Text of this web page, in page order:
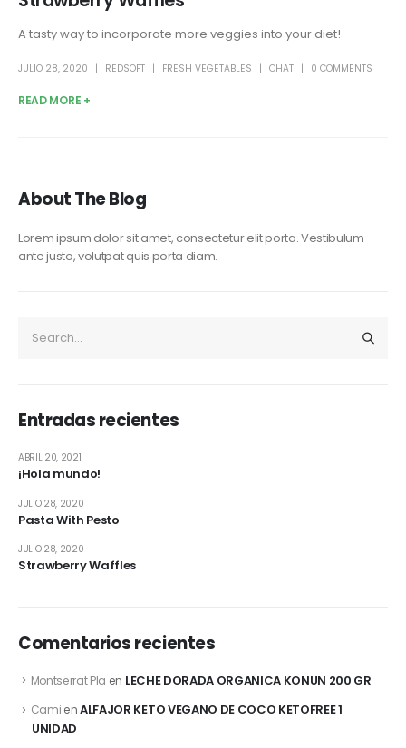
A tasty way to incorporate more veggies into your diet!
JULIO 28, 2020 REDSOFT FRESH VEGETABLES CHAT 0 COMMENTS
READ MORE +
About The Blog
Lorem ipsum dolor sit amet, consectetur elit porta. Vestibulum
ante justo, volutpat quis porta diam.
Entradas recientes
¡Hola mundo!
ABRIL 20, 2021
Pasta With Pesto
JULIO 28, 2020
Strawberry Waffles
JULIO 28, 2020
Comentarios recientes
Montserrat Pla en LECHE DORADA ORGANICA KONUN 200 GR
Cami enALFAJOR KETO VEGANO DE COCO KETOFREE 1
UNIDAD